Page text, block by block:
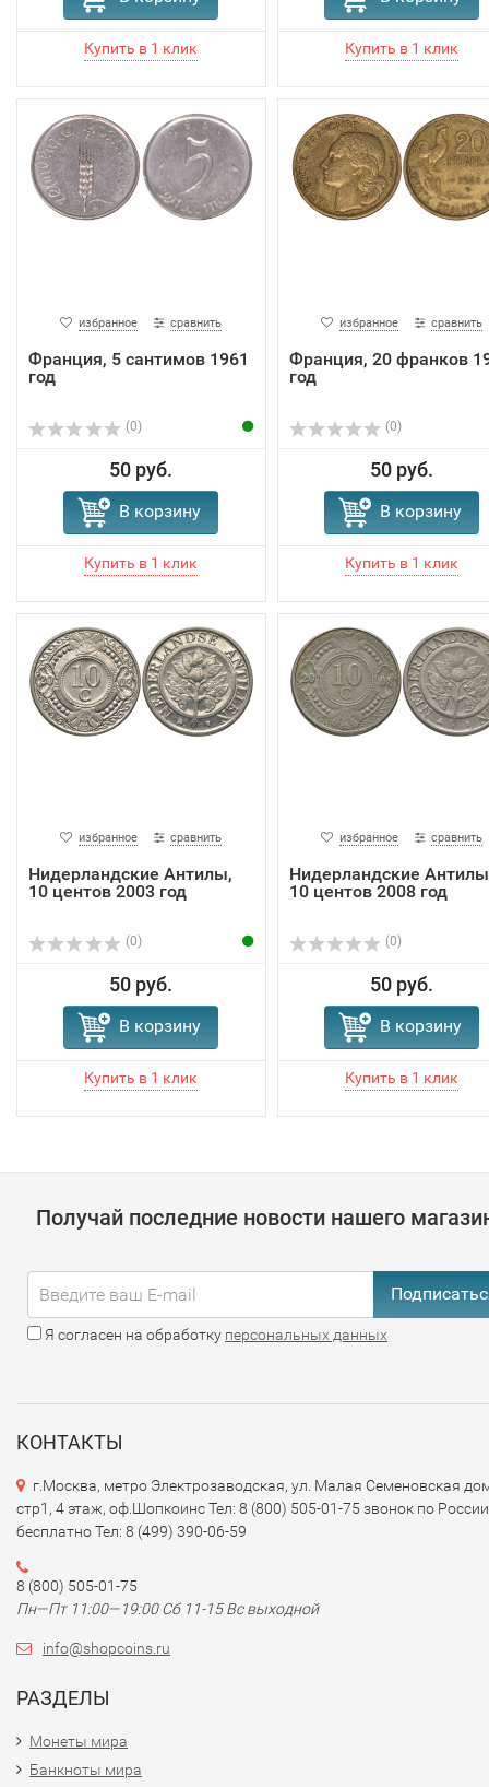
избранное сравнить
Франция, 5 сантимов 1961
год
(0)
50 руб.
В корзину
избранное сравнить
Франция, 20 франков
год
(0)
50 руб.
В корзину
избранное сравнить
Нидерландские Антилы,
10 центов 2003 год
(0)
50 руб.
В корзину
избранное сравнить
Нидерландские
10 центов 2008 год
(0)
50 руб.
В корзину
Получай последние новости нашего
Я согласен на обработку персональных данных
КОНТАКТЫ
г.Москва, метро Электрозаводская, ул. Малая Семеновская
стр1, 4 этаж, оф.Шопкоинс Тел: 8 (800) 505-01-75 звонок по России
бесплатно Тел: 8 (499) 390-06-59
8 (800) 505-01-75
Пн—Пт 11:00—19:00 Сб 11-15 Вс выходной
info@shopcoins.ru
РАЗДЕЛЫ
Монеты мира
Банкноты мира